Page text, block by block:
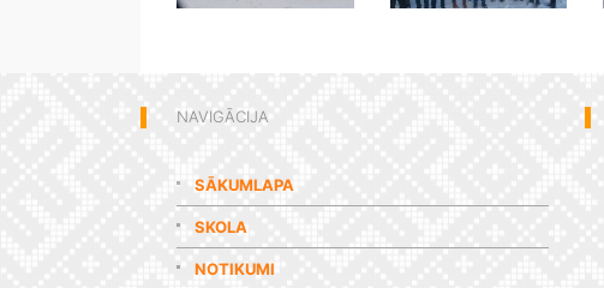
NAVIGĀCIJA
SĀKUMLAPA
SKOLA
NOTIKUMI